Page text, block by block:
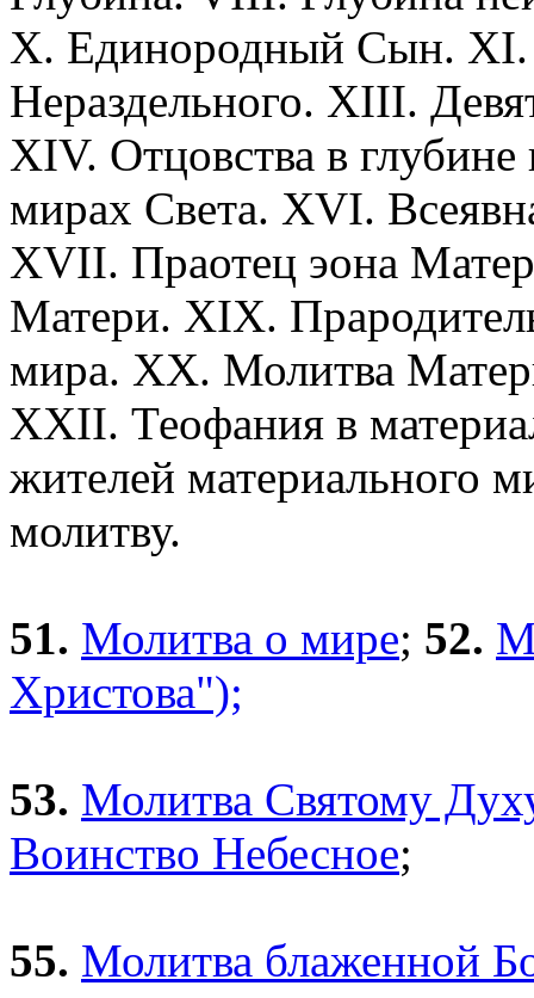
X. Единородный Сын. XI.
Нераздельного. XIII.
XIV. Отцовства в
мирах Света. XVI.
XVII. Праотец эона
Матери. XIX.
мира. XX. Молитва
XXII. Теофания в
жителей материального
молитву.
51. Молитва о мире; 52.
Христова");
53. Молитва Святому
Воинство Небесное;
55. Молитва блаженной